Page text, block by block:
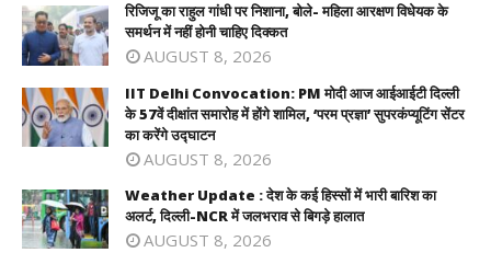
रिजिजू का राहुल गांधी पर निशाना, बोले- महिला आरक्षण विधेयक के
समर्थन में नहीं होनी चाहिए दिक्कत
AUGUST 8, 2026
IIT Delhi Convocation: PM मोदी आज आईआईटी दिल्ली
के 57वें दीक्षांत समारोह में होंगे शामिल, ‘परम प्रज्ञा’ सुपरकंप्यूटिंग सेंटर
का करेंगे उद्घाटन
AUGUST 8, 2026
Weather Update : देश के कई हिस्सों में भारी बारिश का
अलर्ट, दिल्ली-NCR में जलभराव से बिगड़े हालात
AUGUST 8, 2026